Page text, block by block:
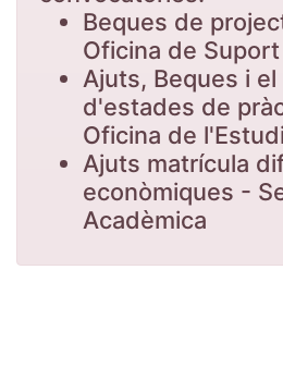
Beques de
Oficina de
Ajuts, Beques i el
d'estades de
Oficina de
Ajuts matrícula
econòmiques -
Acadèmica